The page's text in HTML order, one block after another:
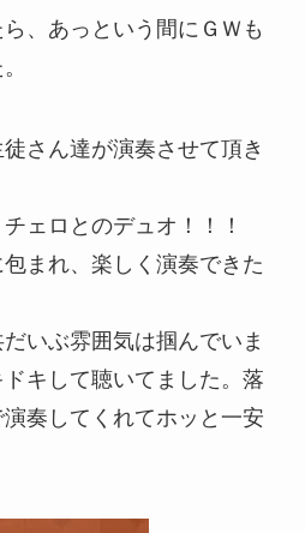
、あっという間にＧＷも
さん達が演奏させて頂き
ェロとのデュオ！！！
まれ、楽しく演奏できた
いぶ雰囲気は掴んでいま
キして聴いてました。落
奏してくれてホッと一安